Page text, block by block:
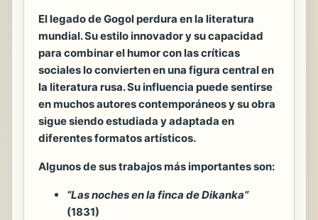
El legado de Gogol perdura en la literatura
mundial. Su estilo innovador y su capacidad
para combinar el humor con las críticas
sociales lo convierten en una figura central en
la literatura rusa. Su influencia puede sentirse
en muchos autores contemporáneos y su obra
sigue siendo estudiada y adaptada en
diferentes formatos artísticos.
Algunos de sus trabajos más importantes son:
“Las noches en la finca de Dikanka”
(1831)